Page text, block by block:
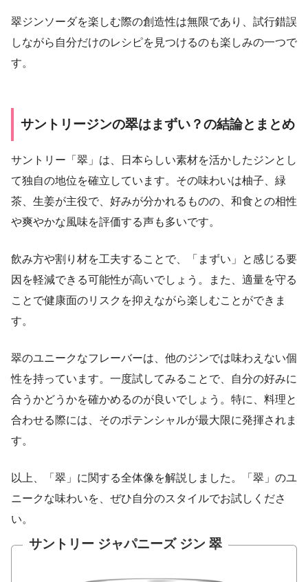
翠ジンソーダを楽しむ際の創造性は無限であり、試行錯誤
しながら自分だけのレシピを見つけるのも楽しみの一つで
す。
サントリージンの翠はまずい？の結論とまとめ
サントリー「翠」は、日本らしい素材を活かしたジンとし
て独自の地位を確立しています。その味わいは柚子、緑
茶、生姜が主役で、好みが分かれるものの、和食との相性
や爽やかな風味を評価する声も多いです。
飲み方や割り材を工夫することで、「まずい」と感じる要
因を軽減できる可能性が高いでしょう。また、適量を守る
ことで健康面のリスクを抑えながら楽しむことができま
す。
翠のユニークなフレーバーは、他のジンでは味わえない個
性を持っています。一度試してみることで、自分の好みに
合うかどうかを確かめるのが良いでしょう。特に、料理と
合わせる際には、そのポテンシャルが最大限に発揮されま
す。
以上、「翠」に関する全体像を解説しました。「翠」のユ
ニークな味わいを、ぜひ自分のスタイルでお試しくださ
い。
サントリー ジャパニーズ ジン 翠